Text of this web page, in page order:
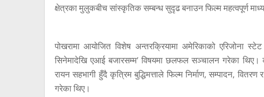
क्षेत्रका मुलुकबीच सांस्कृतिक सम्बन्ध सुदृढ बनाउन फिल्म महत्वपूर्ण
पोखरामा आयोजित विशेष अन्तरक्रियामा अमेरिकाको एरिजोना
सिनेमादेखि एआई बजारसम्म’ विषयमा छलफल सञ्चालन गरेका थिए।
रायन सहभागी हुँदै कृत्रिम बुद्धिमत्ताले फिल्म निर्माण, सम्पादन,
गरेका थिए।